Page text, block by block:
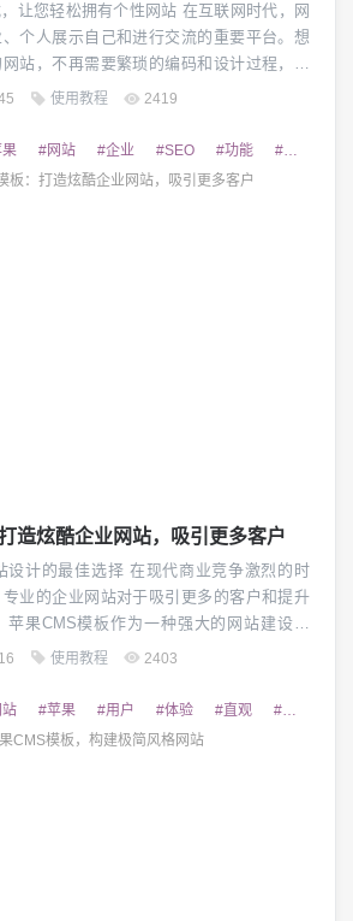
拥有个性网站 在互联网时代，网
个人展示自己和进行交流的重要平台。想
站，不再需要繁琐的编码和设计过程，苹
越设计天际。苹果CMS模板是一种基于C
CMS模板提供了
了各种类型网...
使用教程 2419
#网站 #企业 #SEO #功能 #自定义
造炫酷企业网站，吸引更多客户
在现代商业竞争激烈的时
业的企业网站对于吸引更多的客户和提升
苹果CMS模板作为一种强大的网站建设工
网站提供了理想的解决方案。本文将详细
板是
技...
使用教程 2403
#苹果 #用户 #体验 #直观 #简洁